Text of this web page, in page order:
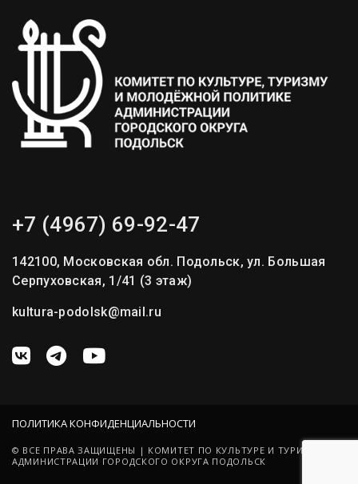
+7 (4967) 69-92-47
142100, Московская обл. Подольск, ул. Большая
Серпуховская, 1/41 (3 этаж)
kultura-podolsk@mail.ru
© ВСЕ ПРАВА ЗАЩИЩЕНЫ | КОМИТЕТ ПО КУЛЬТУРЕ И ТУРИЗМУ
АДМИНИСТРАЦИИ ГОРОДСКОГО ОКРУГА ПОДОЛЬСК
ПОЛИТИКА КОНФИДЕНЦИАЛЬНОСТИ